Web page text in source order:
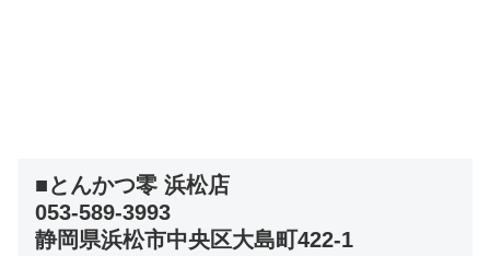
■とんかつ零 浜松店
053-589-3993
静岡県浜松市中央区大島町422-1